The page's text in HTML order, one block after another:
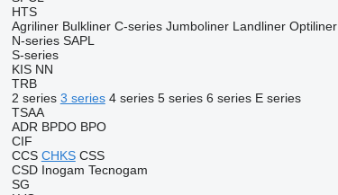
HTS
Agriliner Bulkliner C-series Jumboliner Landliner Optiliner
N-series SAPL
S-series
KIS NN
TRB
2 series 3 series 4 series 5 series 6 series E series
TSAA
ADR BPDO BPO
CIF
CCS CHKS CSS
CSD Inogam Tecnogam
SG